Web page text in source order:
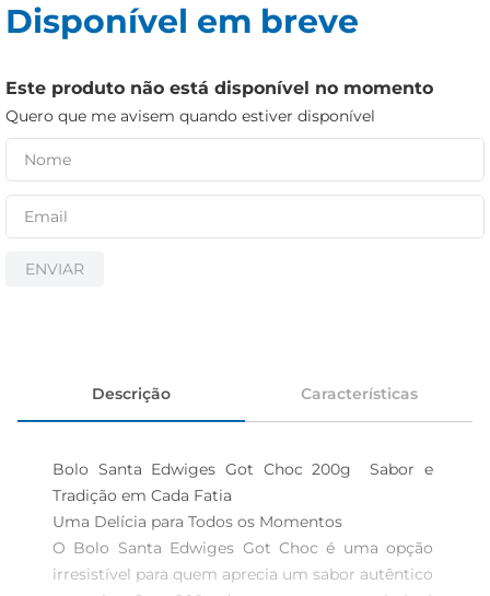
Disponível em breve
Este produto não está disponível no momento
Quero que me avisem quando estiver disponível
ENVIAR
Descrição Características
Bolo Santa Edwiges Got Choc 200g  Sabor e
Tradição em Cada Fatia
Uma Delícia para Todos os Momentos
O Bolo Santa Edwiges Got Choc é uma opção
irresistível para quem aprecia um sabor autêntico
azeite
papel higiênico
cerveja